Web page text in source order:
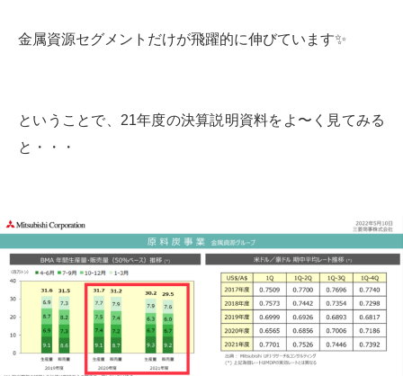
金属資源セグメントだけが飛躍的に伸びています✨
ということで、21年度の決算説明資料をよ〜く見てみる
と・・・